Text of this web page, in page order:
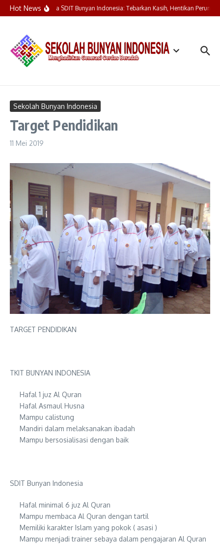
Lewati ke konten
Hot News
Upacara Bendera SDIT Bunyan Indonesia: Tebarkan Kasih, Hentikan
Sekolah Bunyan Indonesia
Target Pendidikan
11 Mei 2019
TARGET PENDIDIKAN
TKIT BUNYAN INDONESIA
Hafal 1 juz Al Quran
Hafal Asmaul Husna
Mampu calistung
Mandiri dalam melaksanakan ibadah
Mampu bersosialisasi dengan baik
SDIT Bunyan Indonesia
Hafal minimal 6 juz Al Quran
Mampu membaca Al Quran dengan tartil
Memiliki karakter Islam yang pokok ( asasi )
Mampu menjadi trainer sebaya dalam pengajaran Al Quran